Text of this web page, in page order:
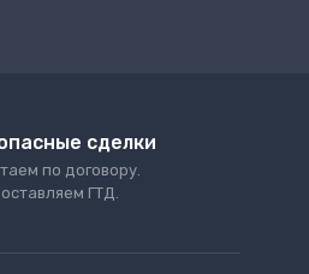
сделки
по договору.
ГТД.